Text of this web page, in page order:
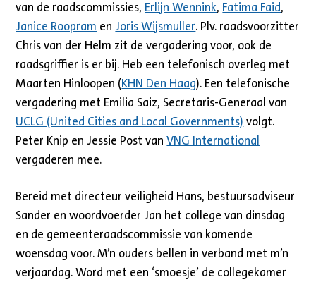
van de raadscommissies, Erlijn Wennink, Fatima Faid,
Janice Roopram en Joris Wijsmuller. Plv. raadsvoorzitter
Chris van der Helm zit de vergadering voor, ook de
raadsgriffier is er bij. Heb een telefonisch overleg met
Maarten Hinloopen (KHN Den Haag). Een telefonische
vergadering met Emilia Saiz, Secretaris-Generaal van
UCLG (United Cities and Local Governments) volgt.
Peter Knip en Jessie Post vanVNG International
vergaderen mee.
Bereid met directeur veiligheid Hans, bestuursadviseur
Sander en woordvoerder Jan het college van dinsdag
en de gemeenteraadscommissie van komende
woensdag voor. M’n ouders bellen in verband met m’n
verjaardag. Word met een ‘smoesje’ de collegekamer